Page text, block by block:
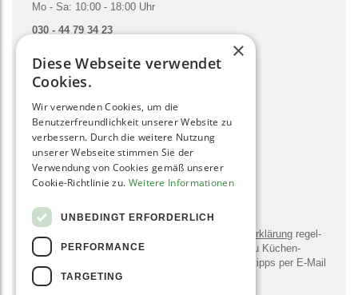
Mo - Sa: 10:00 - 18:00 Uhr
030 - 44 79 34 23
zum Kontaktformular
SOCIAL MEDIA
NEWSLETTER
Bitte sendet mir entsprechend der Daten­schutz­erklärung regel­
mäßig und jederzeit wider­ruflich Infor­mationen zu Küchen­
geräten, -utensilien, Rezepten und Zu­bereitungs­tipps per E-Mail
×
Diese Webseite verwendet
Cookies.
Wir verwenden Cookies, um die
Benutzerfreundlichkeit unserer Website zu
verbessern. Durch die weitere Nutzung
unserer Webseite stimmen Sie der
Verwendung von Cookies gemäß unserer
Cookie-Richtlinie zu. Weitere Informationen
UNBEDINGT ERFORDERLICH
PERFORMANCE
TARGETING